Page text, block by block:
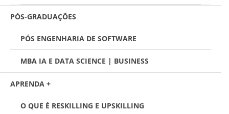
PÓS-GRADUAÇÕES
PÓS ENGENHARIA DE SOFTWARE
MBA IA E DATA SCIENCE | BUSINESS
APRENDA +
O QUE É RESKILLING E UPSKILLING